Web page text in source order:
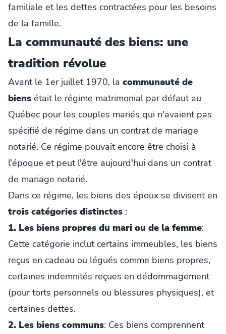
familiale et les dettes contractées pour les besoins
de la famille.
La communauté des biens: une
tradition révolue
Avant le 1er juillet 1970, la communauté de
biens était le régime matrimonial par défaut au
Québec pour les couples mariés qui n'avaient pas
spécifié de régime dans un contrat de mariage
notarié. Ce régime pouvait encore être choisi à
l'époque et peut l'être aujourd'hui dans un contrat
de mariage notarié.
Dans ce régime, les biens des époux se divisent en
trois catégories distinctes :
1. Les biens propres du mari ou de la femme:
Cette catégorie inclut certains immeubles, les biens
reçus en cadeau ou légués comme biens propres,
certaines indemnités reçues en dédommagement
(pour torts personnels ou blessures physiques), et
certaines dettes.
2. Les biens communs: Ces biens comprennent